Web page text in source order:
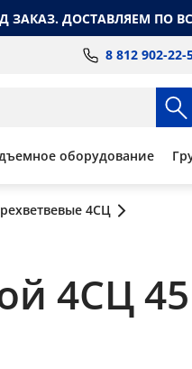
ЗАКАЗ. ДОСТАВЛЯЕМ ПО
8 812 902-22-
оборудование
4СЦ
4СЦ